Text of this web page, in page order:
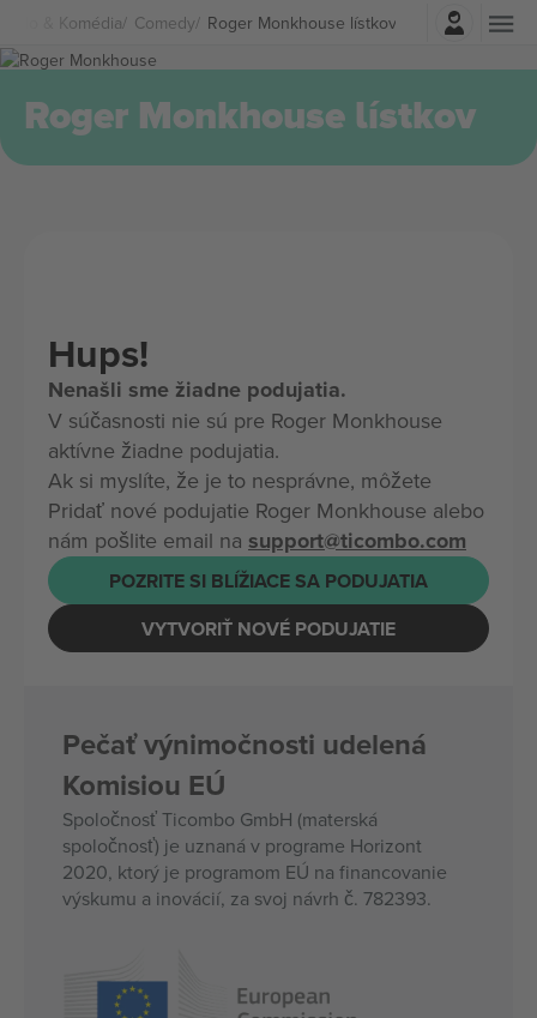
& Komédia Comedy Roger Monkhouse lístkov
Prihlásenie
Roger Monkhouse lístkov
Hups!
Nenašli sme žiadne podujatia.
V súčasnosti nie sú pre Roger Monkhouse
aktívne žiadne podujatia.
Ak si myslíte, že je to nesprávne, môžete
Pridať nové podujatie Roger Monkhouse alebo
nám pošlite email na support@ticombo.com
POZRITE SI BLÍŽIACE SA PODUJATIA
VYTVORIŤ NOVÉ PODUJATIE
Pečať výnimočnosti udelená
Komisiou EÚ
Spoločnosť Ticombo GmbH (materská
spoločnosť) je uznaná v programe Horizont
2020, ktorý je programom EÚ na financovanie
výskumu a inovácií, za svoj návrh č. 782393.